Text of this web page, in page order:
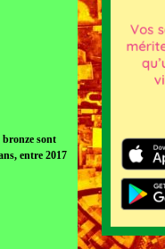
bronze sont
entre 2017